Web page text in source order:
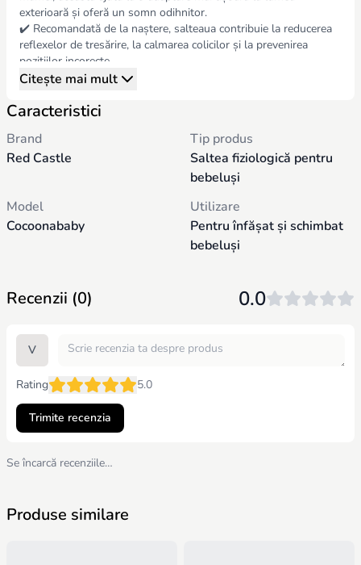
exterioară și oferă un somn odihnitor.
✔️ Recomandată de la naștere, salteaua contribuie la reducerea
reflexelor de tresărire, la calmarea colicilor și la prevenirea
pozițiilor incorecte.
✔️ Realizată din spumă PU de calitate superioară, asigură un
✔️ Husă moale și plăcută la atingere, disponibilă în mai multe
se potrivi perfect camerei copilului.
✔️ Dimensiuni ideale: 690x400x190 mm – suficient de compactă
pentru a fi așezată în pătuț sau în patul părinților.
✔️ Ușor de întreținut, cu husă detașabilă și lavabilă.
Salteaua Cocoonababy este soluția perfectă pentru a oferi
micuțului tău siguranță, confort și o poziție sănătoasă de odihnă,
indiferent de culoarea sau imprimeul ales.
Citește mai mult
Caracteristici
Brand
Red Castle
Tip produs
Saltea fiziologică pentru
bebeluși
Model
Cocoonababy
Utilizare
Pentru înfășat și schimbat
bebeluși
Saltele de înfășat și
Recenzii (0) 0.0
V
Rating 5.0
Trimite recenzia
Se încarcă recenziile…
Produse similare